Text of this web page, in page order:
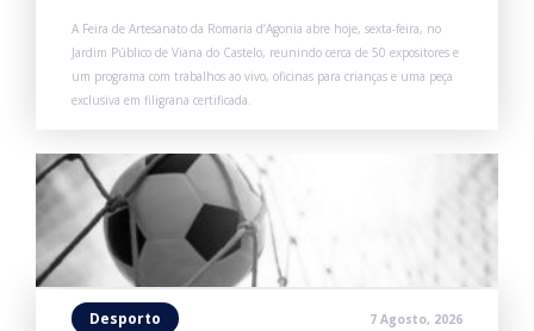
A Feira de Artesanato da Romaria d’Agonia abre hoje, sexta-feira, no
Jardim Público de Viana do Castelo, reunindo cerca de 50 expositores e
um programa com trabalhos ao vivo, oficinas para crianças e uma peça
exclusiva em filigrana certificada.
Desporto 7 Agosto, 2026